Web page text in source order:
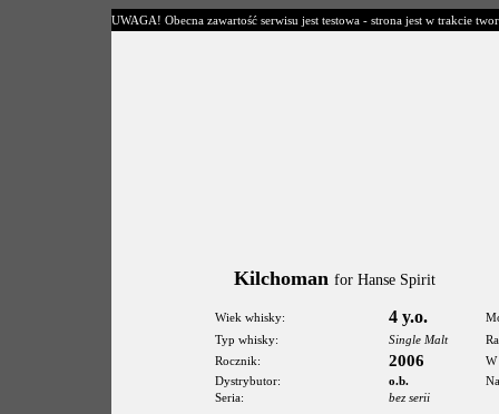
UWAGA! Obecna zawartość serwisu jest testowa - strona jest w trakcie
Kilchoman for Hanse Spirit
Wiek whisky: 4 y.o.
Typ whisky:
Single Malt
Rocznik:
2006
W
Dystrybutor:
o.b.
Seria:
bez serii